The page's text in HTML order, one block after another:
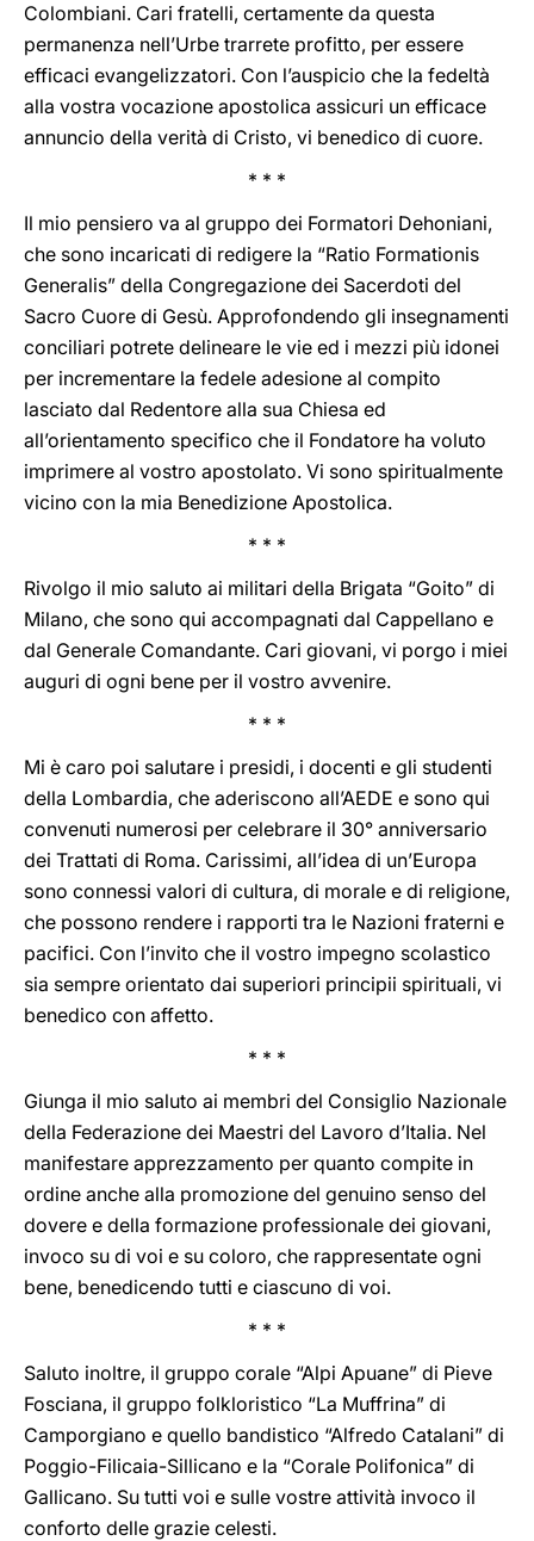
Colombiani. Cari fratelli, certamente da questa
permanenza nell’Urbe trarrete profitto, per essere
efficaci evangelizzatori. Con l’auspicio che la fedeltà
alla vostra vocazione apostolica assicuri un efficace
annuncio della verità di Cristo, vi benedico di cuore.
* * *
Il mio pensiero va al gruppo dei Formatori Dehoniani,
che sono incaricati di redigere la “Ratio Formationis
Generalis” della Congregazione dei Sacerdoti del
Sacro Cuore di Gesù. Approfondendo gli insegnamenti
conciliari potrete delineare le vie ed i mezzi più idonei
per incrementare la fedele adesione al compito
lasciato dal Redentore alla sua Chiesa ed
all’orientamento specifico che il Fondatore ha voluto
imprimere al vostro apostolato. Vi sono spiritualmente
vicino con la mia Benedizione Apostolica.
* * *
Rivolgo il mio saluto ai militari della Brigata “Goito” di
Milano, che sono qui accompagnati dal Cappellano e
dal Generale Comandante. Cari giovani, vi porgo i miei
auguri di ogni bene per il vostro avvenire.
* * *
Mi è caro poi salutare i presidi, i docenti e gli studenti
della Lombardia, che aderiscono all’AEDE e sono qui
convenuti numerosi per celebrare il 30° anniversario
dei Trattati di Roma. Carissimi, all’idea di un’Europa
sono connessi valori di cultura, di morale e di religione,
che possono rendere i rapporti tra le Nazioni fraterni e
pacifici. Con l’invito che il vostro impegno scolastico
sia sempre orientato dai superiori principii spirituali, vi
benedico con affetto.
* * *
Giunga il mio saluto ai membri del Consiglio Nazionale
della Federazione dei Maestri del Lavoro d’Italia. Nel
manifestare apprezzamento per quanto compite in
ordine anche alla promozione del genuino senso del
dovere e della formazione professionale dei giovani,
invoco su di voi e su coloro, che rappresentate ogni
bene, benedicendo tutti e ciascuno di voi.
* * *
Saluto inoltre, il gruppo corale “Alpi Apuane” di Pieve
Fosciana, il gruppo folkloristico “La Muffrina” di
Camporgiano e quello bandistico “Alfredo Catalani” di
Poggio-Filicaia-Sillicano e la “Corale Polifonica” di
Gallicano. Su tutti voi e sulle vostre attività invoco il
conforto delle grazie celesti.